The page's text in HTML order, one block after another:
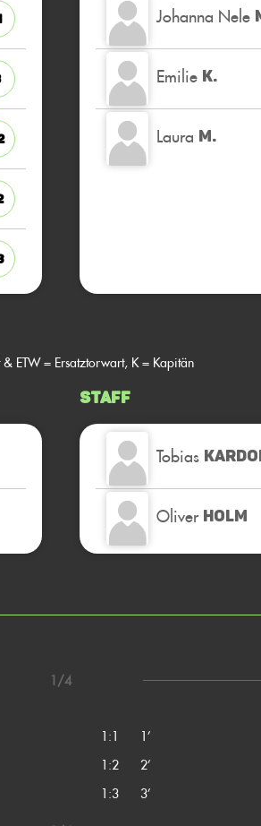
Johanna Nele
Emilie K.
Laura M.
ETW = Ersatztorwart, K = Kapitän
Staff
Tobias
Oliver HOLM
1/4
1:1
1’
1:2
2’
1:3
3’